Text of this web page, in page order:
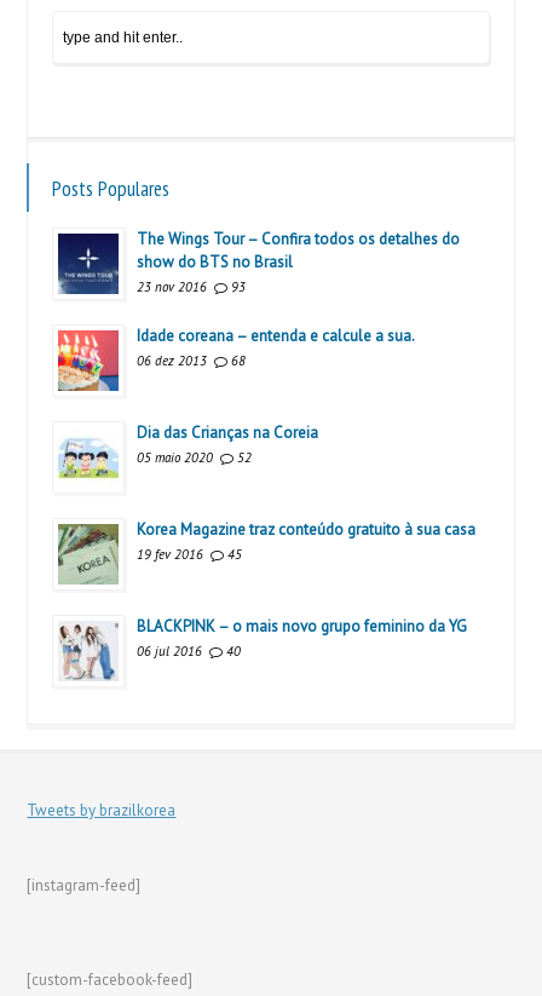
Posts Populares
The Wings Tour – Confira todos os detalhes do
show do BTS no Brasil
23 nov 2016 93
Idade coreana – entenda e calcule a sua.
06 dez 2013 68
Dia das Crianças na Coreia
05 maio 2020 52
Korea Magazine traz conteúdo gratuito à sua casa
19 fev 2016 45
BLACKPINK – o mais novo grupo feminino da YG
06 jul 2016 40
Tweets by brazilkorea
[instagram-feed]
[custom-facebook-feed]